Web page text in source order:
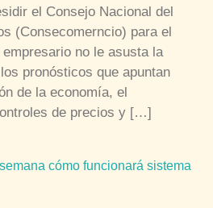
el Consejo Nacional del
(Consecomerncio) para el
no le asusta la
pronósticos que apuntan
de la economía, el
de precios y […]
cómo funcionará sistema